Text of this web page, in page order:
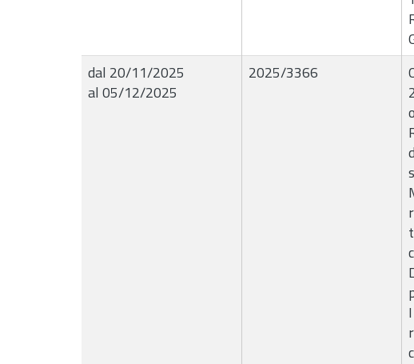
dal 20/11/2025
al 05/12/2025
2025/3366